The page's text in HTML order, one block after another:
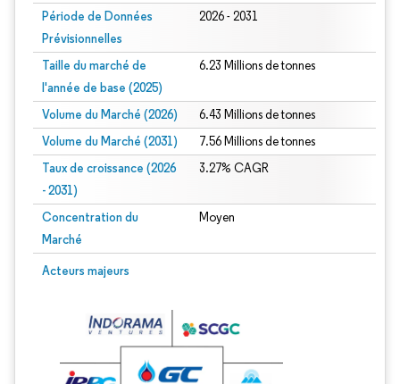
Période de Données
Prévisionnelles
2026 - 2031
Taille du marché de
l'année de base (2025)
6.23 Millions de tonnes
Volume du Marché (2026) 6.43 Millions de tonnes
Volume du Marché (2031) 7.56 Millions de tonnes
Taux de croissance (2026
- 2031)
3.27% CAGR
Concentration du
Marché
Moyen
Acteurs majeurs
Image © Mordor Intelligence. La réutilisation nécessite une attribution sous CC